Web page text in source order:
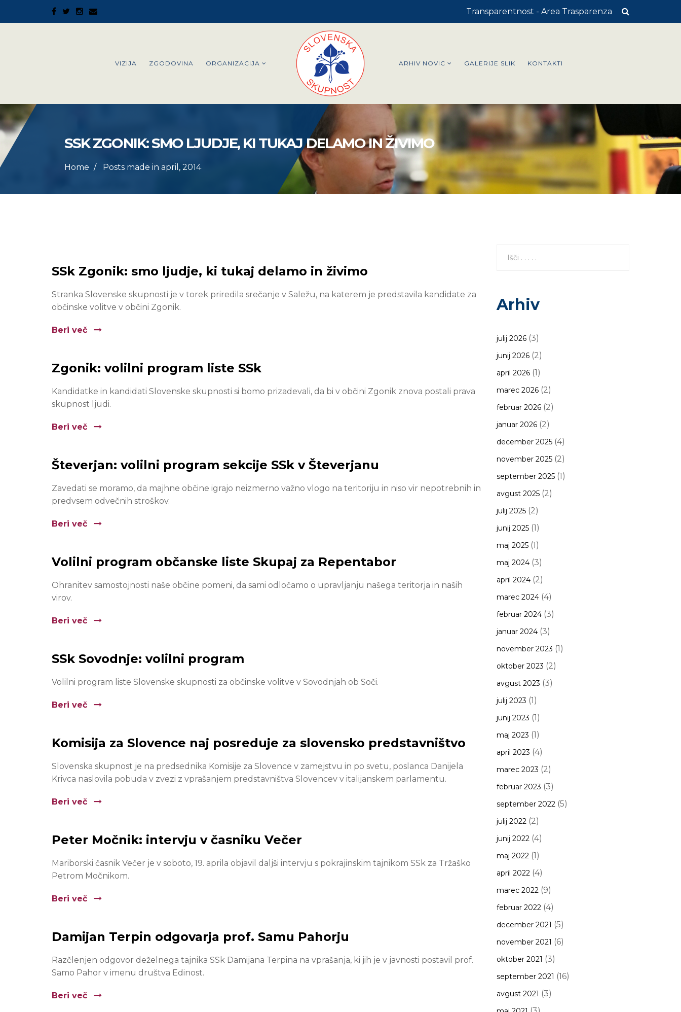
Transparentnost - Area Trasparenza
VIZIJA ZGODOVINA ORGANIZACIJA ARHIV NOVIC GALERIJE SLIK KONTAKTI
SSK ZGONIK: SMO LJUDJE, KI TUKAJ DELAMO IN ŽIVIMO
Home Posts made in april, 2014
SSk Zgonik: smo ljudje, ki tukaj delamo in živimo
Stranka Slovenske skupnosti je v torek priredila srečanje v Saležu, na katerem je predstavila kandidate za
občinske volitve v občini Zgonik.
Beri več
Zgonik: volilni program liste SSk
Kandidatke in kandidati Slovenske skupnosti si bomo prizadevali, da bi v občini Zgonik znova postali prava
skupnost ljudi.
Beri več
Števerjan: volilni program sekcije SSk v Števerjanu
Zavedati se moramo, da majhne občine igrajo neizmerno važno vlogo na teritoriju in niso vir nepotrebnih in
predvsem odvečnih stroškov.
Beri več
Volilni program občanske liste Skupaj za Repentabor
Ohranitev samostojnosti naše občine pomeni, da sami odločamo o upravljanju našega teritorja in naših
virov.
Beri več
SSk Sovodnje: volilni program
Volilni program liste Slovenske skupnosti za občinske volitve v Sovodnjah ob Soči.
Beri več
Komisija za Slovence naj posreduje za slovensko predstavništvo
Slovenska skupnost je na predsednika Komisije za Slovence v zamejstvu in po svetu, poslanca Danijela
Krivca naslovila pobuda v zvezi z vprašanjem predstavništva Slovencev v italijanskem parlamentu.
Beri več
Peter Močnik: intervju v časniku Večer
Mariborski časnik Večer je v soboto, 19. aprila objavil daljši intervju s pokrajinskim tajnikom SSk za Tržaško
Petrom Močnikom.
Beri več
Damijan Terpin odgovarja prof. Samu Pahorju
Razčlenjen odgovor deželnega tajnika SSk Damijana Terpina na vprašanja, ki jih je v javnosti postavil prof.
Samo Pahor v imenu društva Edinost.
Beri več
Arhiv
julij 2026(3)
junij 2026(2)
april 2026(1)
marec 2026(2)
februar 2026(2)
januar 2026(2)
december 2025(4)
november 2025(2)
september 2025(1)
avgust 2025(2)
julij 2025(2)
junij 2025(1)
maj 2025(1)
maj 2024(3)
april 2024(2)
marec 2024(4)
februar 2024(3)
januar 2024(3)
november 2023 (1)
oktober 2023 (2)
avgust 2023 (3)
julij 2023 (1)
junij 2023 (1)
maj 2023 (1)
april 2023 (4)
marec 2023 (2)
februar 2023 (3)
september 2022(5)
julij 2022(2)
junij 2022(4)
maj 2022(1)
april 2022(4)
marec 2022(9)
februar 2022(4)
december 2021 (5)
november 2021 (6)
oktober 2021 (3)
september 2021 (16)
avgust 2021 (3)